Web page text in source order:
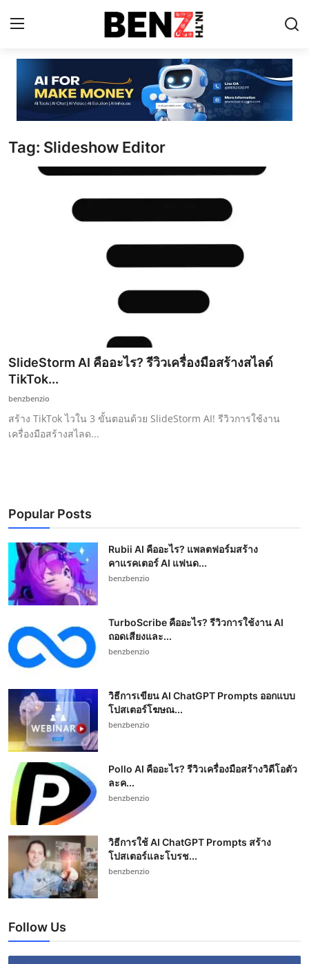
Home
Contact
AI Tools
ChatGPT Prompts
ข่าว AI รอบโลก
คอร์สเรียน ChatGPT
Tag: Slideshow Editor
SlideStorm AI คืออะไร? รีวิวเครื่องมือสร้างสไลด์
TikTok...
benzbenzio
สร้าง TikTok ไวใน 3 ขั้นตอนด้วย SlideStorm AI! รีวิวการใช้งาน
เครื่องมือสร้างสไลด...
Popular Posts
Rubii AI คืออะไร? แพลตฟอร์มสร้าง
คาแรคเตอร์ AI แฟนด...
benzbenzio
TurboScribe คืออะไร? รีวิวการใช้งาน AI
ถอดเสียงและ...
benzbenzio
วิธีการเขียน AI ChatGPT Prompts ออกแบบ
โปสเตอร์โฆษณ...
benzbenzio
Pollo AI คืออะไร? รีวิวเครื่องมือสร้างวิดีโอตัว
ละค...
benzbenzio
วิธีการใช้ AI ChatGPT Prompts สร้าง
โปสเตอร์และโบรช...
benzbenzio
Follow Us